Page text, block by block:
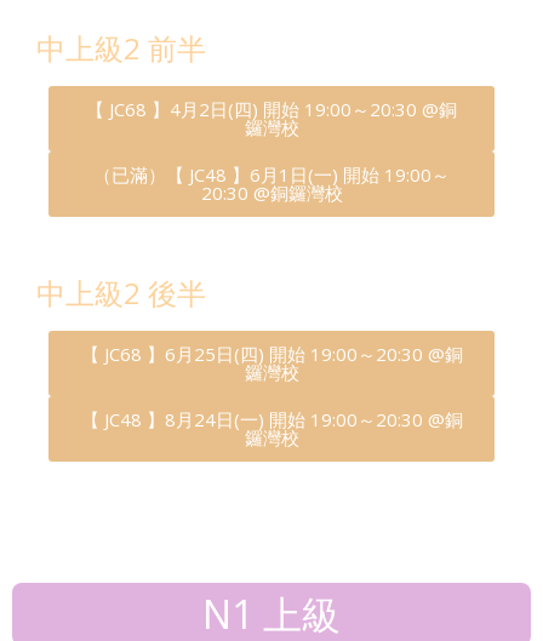
中上級2 前半
【 JC68 】4月2日(四) 開始 19:00～20:30 @銅
鑼灣校
（已滿）【 JC48 】6月1日(一) 開始 19:00～
20:30 @銅鑼灣校
中上級2 後半
【 JC68 】6月25日(四) 開始 19:00～20:30 @銅
鑼灣校
【 JC48 】8月24日(一) 開始 19:00～20:30 @銅
鑼灣校
N1 上級